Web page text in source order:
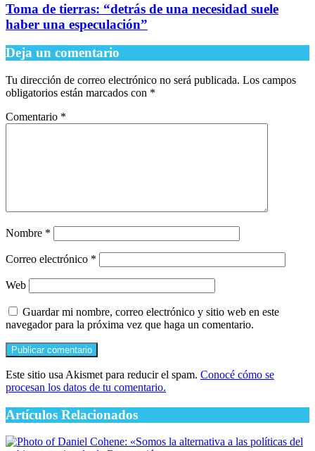
Toma de tierras: “detrás de una necesidad suele
haber una especulación”
Deja un comentario
Tu dirección de correo electrónico no será publicada. Los campos
obligatorios están marcados con *
Comentario *
Nombre *
Correo electrónico *
Web
Guardar mi nombre, correo electrónico y sitio web en este
navegador para la próxima vez que haga un comentario.
Este sitio usa Akismet para reducir el spam. Conocé cómo se
procesan los datos de tu comentario.
Artículos Relacionados